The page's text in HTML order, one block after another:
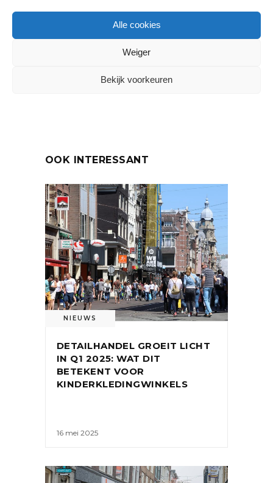
Alle cookies
Weiger
Bekijk voorkeuren
OOK INTERESSANT
NIEUWS
DETAILHANDEL GROEIT LICHT
IN Q1 2025: WAT DIT
BETEKENT VOOR
KINDERKLEDINGWINKELS
16 mei 2025